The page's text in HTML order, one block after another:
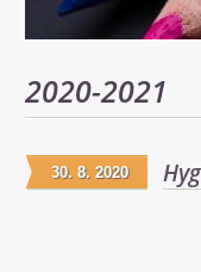
2020-2021
30. 8. 2020